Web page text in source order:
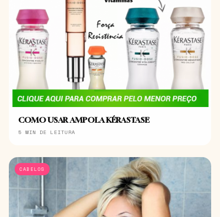
COMO USAR AMPOLA KÉRASTASE
5 MIN DE LEITURA
CABELOS